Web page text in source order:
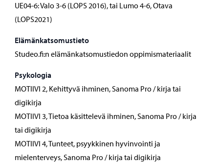
UE04-6: Valo 3-6 (LOPS 2016), tai Lumo 4-6, Otava
(LOPS2021)
Elämänkatsomustieto
Studeo.fi:n elämänkatsomustiedon oppimismateriaalit
Psykologia
MOTIIVI 2, Kehittyvä ihminen, Sanoma Pro / kirja tai
digikirja
MOTIIVI 3, Tietoa käsittelevä ihminen, Sanoma Pro / kirja
tai digikirja
MOTIIVI 4, Tunteet, psyykkinen hyvinvointi ja
mielenterveys, Sanoma Pro / kirja tai digikirja